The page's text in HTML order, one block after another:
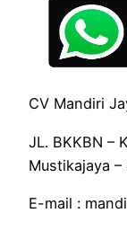
CV Mandiri
JL. BKKBN –
Mustikajaya –
E-mail :